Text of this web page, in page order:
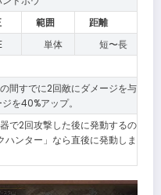
範囲
距離
単体
短〜長
間すでに2回敵にダメージを与
を40%アップ。
で2回攻撃した後に発動するの
ンター」なら直後に発動しま